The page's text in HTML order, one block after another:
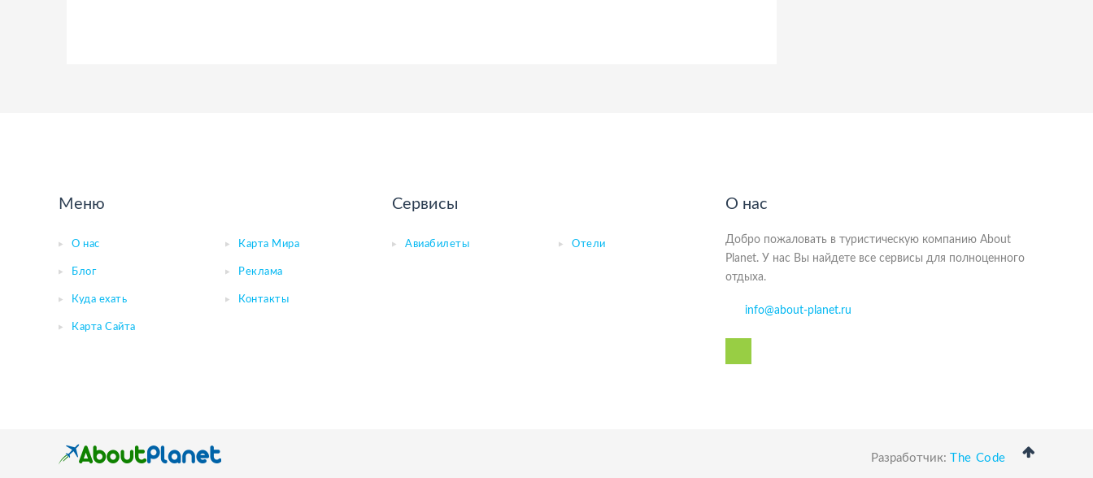
Меню
О нас Карта Мира
Блог Реклама
Куда ехать Контакты
Карта Сайта
Сервисы
Авиабилеты Отели
О нас
Добро пожаловать в туристическую компанию About
Planet. У нас Вы найдете все сервисы для полноценного
отдыха.
info@about-planet.ru
Разработчик: The Code